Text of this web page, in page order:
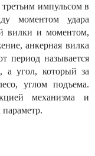
импульсом в
моментом удара
вилки и моментом,
анкерная вилка
период называется
а угол, который за
углом подъема.
механизма и